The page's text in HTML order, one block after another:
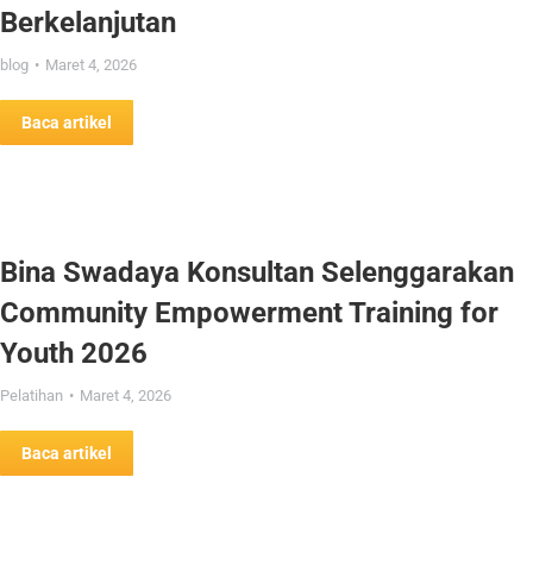
Berkelanjutan
blog Maret 4, 2026
Baca artikel
Bina Swadaya Konsultan Selenggarakan
Community Empowerment Training for
Youth 2026
Pelatihan Maret 4, 2026
Baca artikel